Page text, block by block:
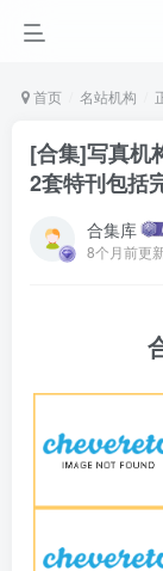
首页 名站机构
[合集]写真机
2套特刊包括
合集库
8个月前更